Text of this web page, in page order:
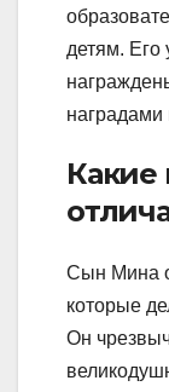
детям. Его
наградами
Какие
Сын Мина
которые
Он